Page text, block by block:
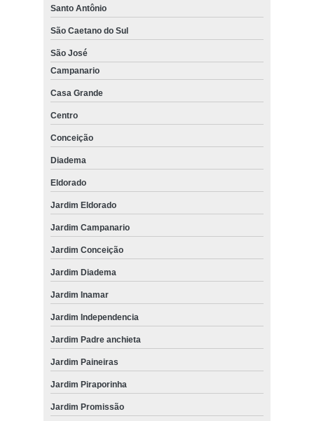
Santo Antônio
São Caetano do Sul
São José
Campanario
Casa Grande
Centro
Conceição
Diadema
Eldorado
Jardim Eldorado
Jardim Campanario
Jardim Conceição
Jardim Diadema
Jardim Inamar
Jardim Independencia
Jardim Padre anchieta
Jardim Paineiras
Jardim Piraporinha
Jardim Promissão